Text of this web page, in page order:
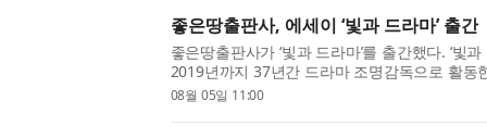
좋은땅출판사, 에세이 ‘빛과 드라마’ 출간
좋은땅출판사가 ‘빛과 드라마’를 출간했다. ‘빛
2019년까지 37년간 드라마 조명감독으로 활동
저자는 50편 이상의 드라마에서 조명감독으로
08월 05일 11:00